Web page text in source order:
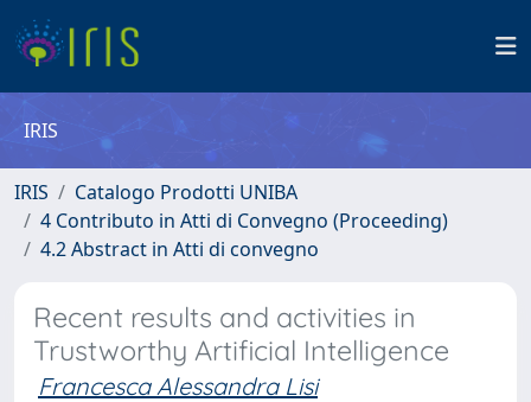
IRIS
IRIS
Catalogo Prodotti UNIBA
4 Contributo in Atti di Convegno (Proceeding)
4.2 Abstract in Atti di convegno
Recent results and activities in
Trustworthy Artificial Intelligence
Francesca Alessandra Lisi